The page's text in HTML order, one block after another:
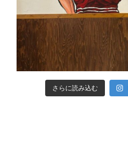
さらに読み込む